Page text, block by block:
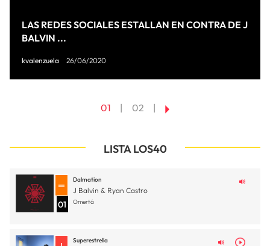
LAS REDES SOCIALES ESTALLAN EN CONTRA DE J
BALVIN ...
kvalenzuela 26/06/2020
01 02
LISTA LOS40
01
Dalmation
J Balvin & Ryan Castro
Omertá
Superestrella